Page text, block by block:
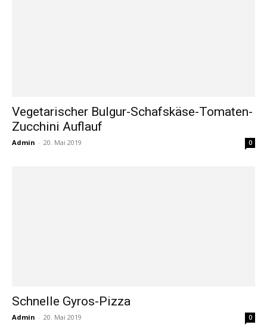
Vegetarischer Bulgur-Schafskäse-Tomaten-
Zucchini Auflauf
Admin - 20. Mai 2019 0
Schnelle Gyros-Pizza
Admin - 20. Mai 2019 0